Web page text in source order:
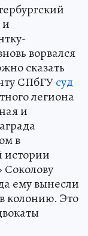
ворвался
сказать
СПбГУсуд
легиона
и
в
истории
ему вынесли
колонию. Это